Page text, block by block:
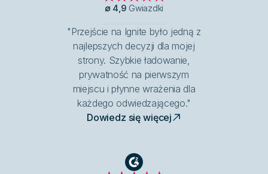
∅ 4,9 Gwiazdki
"Przejście na Ignite było jedną z
najlepszych decyzji dla mojej
strony. Szybkie ładowanie,
prywatność na pierwszym
miejscu i płynne wrażenia dla
każdego odwiedzającego."
Dowiedz się więcej
G2